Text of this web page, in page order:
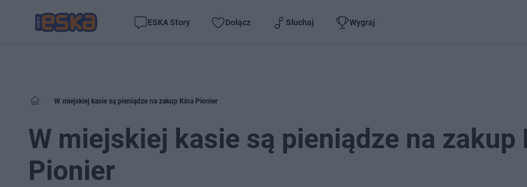
ESKA Story Dołącz Słuchaj Wygraj
W miejskiej kasie są pieniądze na zakup Kina Pionier
W miejskiej kasie są pieniądze na zakup
Pionier